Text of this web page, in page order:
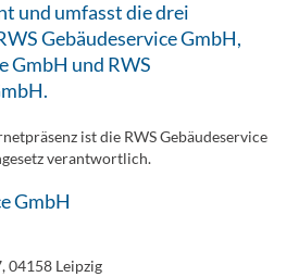
und umfasst die drei
Gebäudeservice GmbH,
GmbH und RWS
.
ist die RWS Gebäudeservice
verantwortlich.
GmbH
04158 Leipzig